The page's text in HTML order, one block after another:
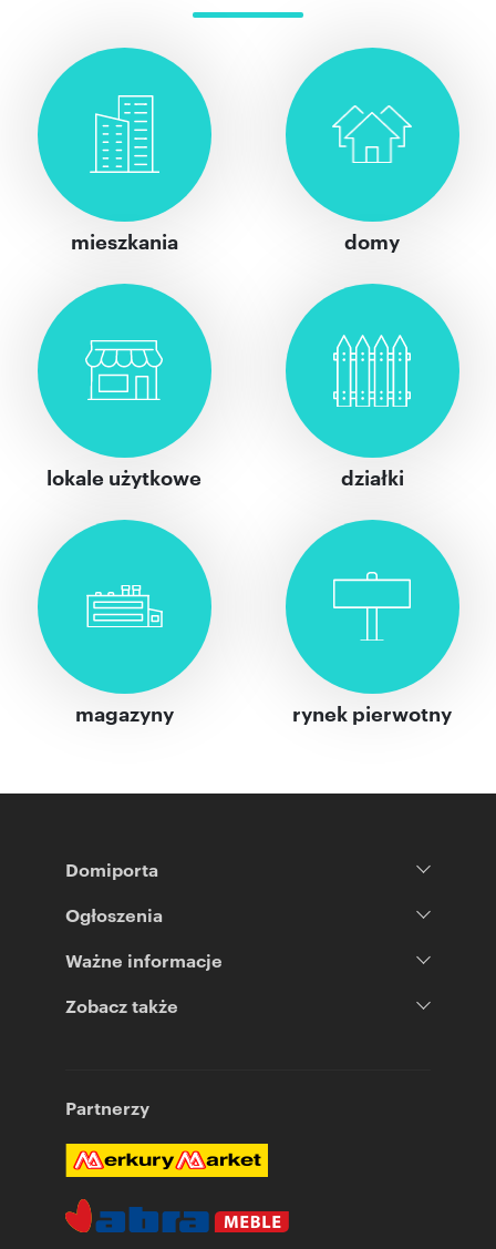
mieszkania domy
lokale użytkowe działki
magazyny rynek pierwotny
Domiporta
Ogłoszenia
Ważne informacje
Zobacz także
Partnerzy